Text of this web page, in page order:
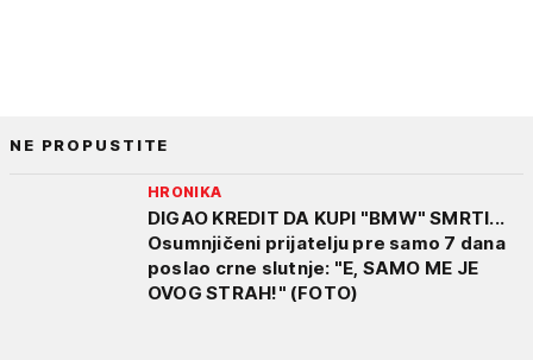
NE PROPUSTITE
HRONIKA
DIGAO KREDIT DA KUPI "BMW" SMRTI...
Osumnjičeni prijatelju pre samo 7 dana
poslao crne slutnje: "E, SAMO ME JE
OVOG STRAH!" (FOTO)